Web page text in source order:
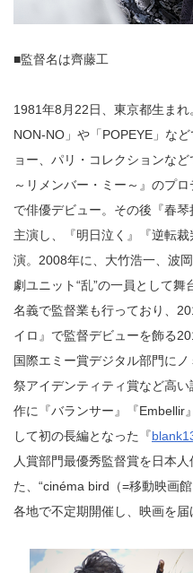
■監督名は齊藤工
1981年8月22日、東京都生ま
NON-NO」や「POPEYE」な
ョー、パリ・コレクションな
～リメンバー・ミー～』のプ
で俳優デビュー。その後『春
主演し、『明日泣く』『逆転裁
演。2008年に、大竹浩一、波
劇ユニット“乱”の一員として舞
名義で監督業も行っており、
イロ』で監督デビューを飾る
国際エミー賞デジタル部門に
祭アイデンティティ賞など高
作に『バランサー』『Embellir
して初の長編となった『
人賞部門最優秀監督賞を日本
た、“cinéma bird（=移動映画
各地で不定期開催し、映画を届